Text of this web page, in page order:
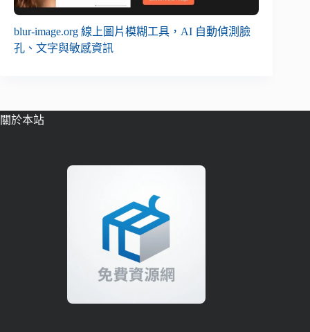
blur-image.org 線上圖片模糊工具，AI 自動偵測臉
孔、文字與敏感資訊
關於本站